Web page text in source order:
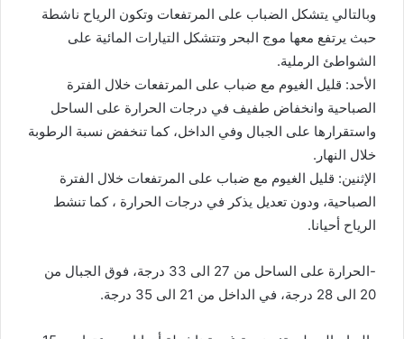
وبالتالي يتشكل الضباب على المرتفعات وتكون الرياح ناشطة
حبث يرتفع معها موج البحر وتتشكل التيارات المائية على
الشواطئ الرملية.
الأحد: قليل الغيوم مع ضباب على المرتفعات خلال الفترة
الصباحية وانخفاض طفيف في درجات الحرارة على الساحل
واستقرارها على الجبال وفي الداخل، كما تنخفض نسبة الرطوبة
خلال النهار.
الإثنين: قليل الغيوم مع ضباب على المرتفعات خلال الفترة
الصباحية، ودون تعديل يذكر في درجات الحرارة ، كما تنشط
الرياح أحيانا.
-الحرارة على الساحل من 27 الى 33 درجة، فوق الجبال من
20 الى 28 درجة، في الداخل من 21 الى 35 درجة.